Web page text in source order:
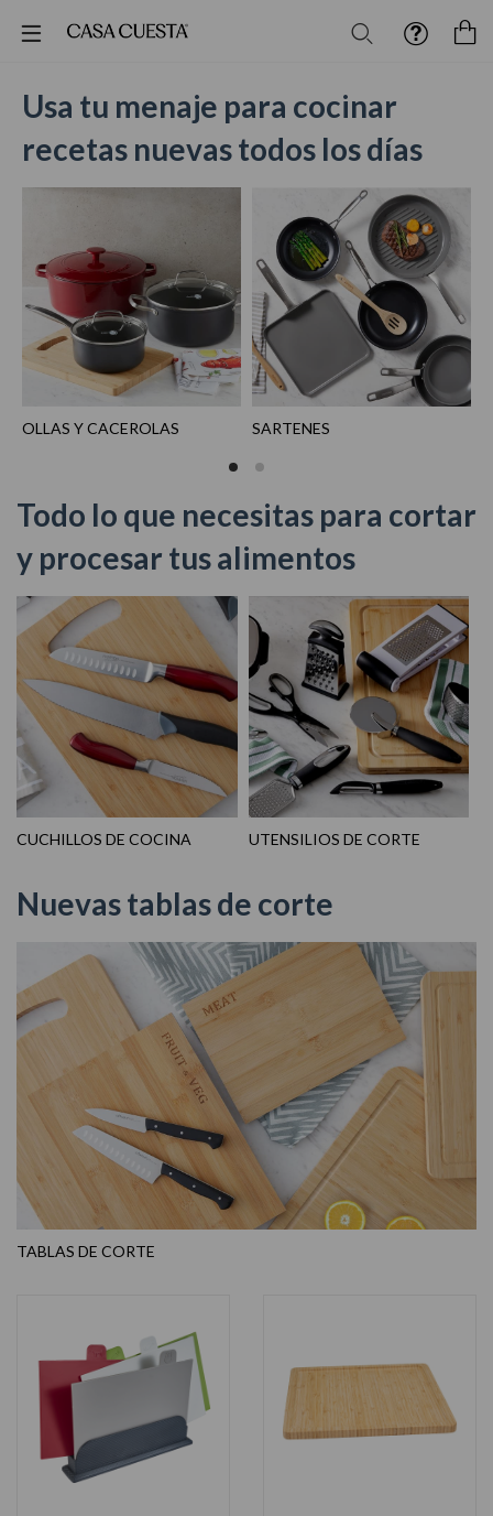
Buscar
Usa tu menaje para cocinar
recetas nuevas todos los días
OLLAS Y CACEROLAS SARTENES
Todo lo que necesitas para cortar
y procesar tus alimentos
CUCHILLOS DE COCINA UTENSILIOS DE CORTE
Nuevas tablas de corte
TABLAS DE CORTE